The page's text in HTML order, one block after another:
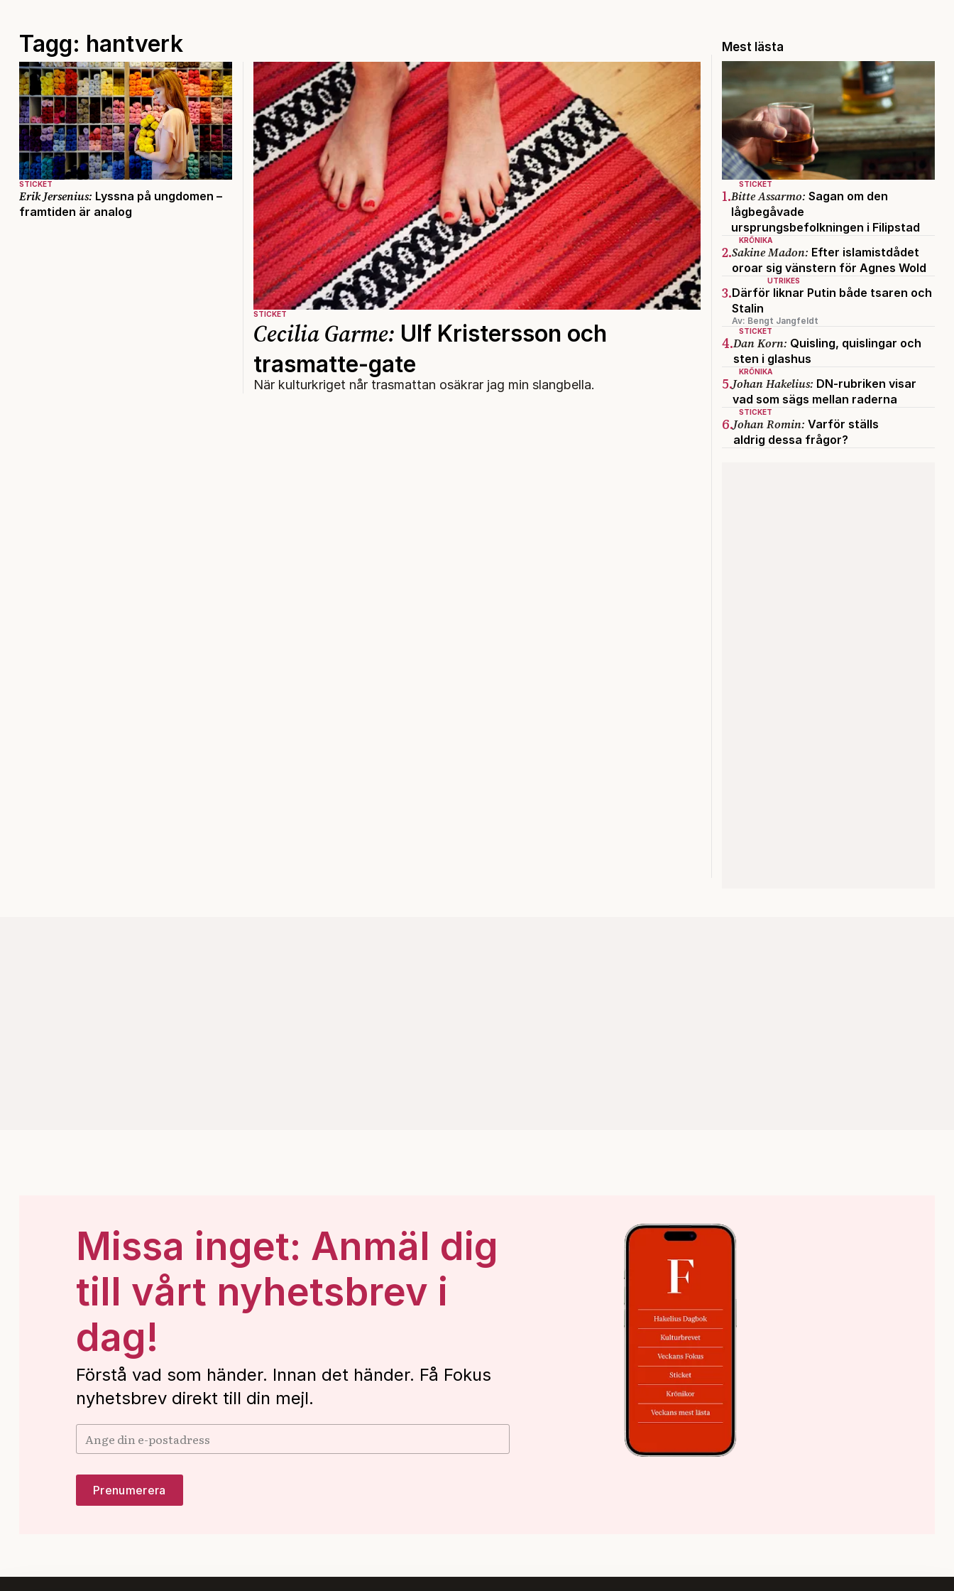
Tagg: hantverk
STICKET
Erik Jersenius: Lyssna på ungdomen –
framtiden är analog
STICKET
Cecilia Garme: Ulf Kristersson och
trasmatte-gate
När kulturkriget når trasmattan osäkrar jag min slangbella.
Mest lästa
STICKET
1.Bitte Assarmo: Sagan om den
lågbegåvade
ursprungsbefolkningen i Filipstad
KRÖNIKA
2.Sakine Madon: Efter islamistdådet
oroar sig vänstern för Agnes Wold
UTRIKES
3.Därför liknar Putin både tsaren och
Stalin
Av: Bengt Jangfeldt
STICKET
4.Dan Korn: Quisling, quislingar och
sten i glashus
KRÖNIKA
5.Johan Hakelius: DN-rubriken visar
vad som sägs mellan raderna
STICKET
6.Johan Romin: Varför ställs
aldrig dessa frågor?
Missa inget: Anmäl dig
till vårt nyhetsbrev i
dag!
Förstå vad som händer. Innan det händer. Få Fokus
nyhetsbrev direkt till din mejl.